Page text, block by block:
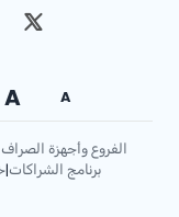
A
A
الفروع وأجهزة الصراف
برنامج الشراكات|